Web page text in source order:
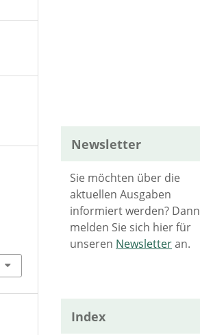
Newsletter
Sie möchten über die
aktuellen Ausgaben
informiert werden? Dann
melden Sie sich hier für
unseren Newsletteran.
Index